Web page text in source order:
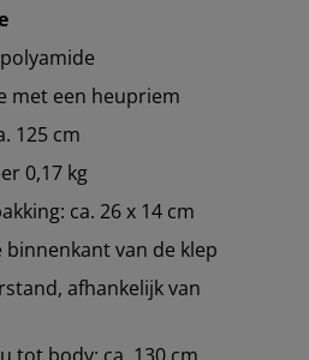
met een heupriem
125 cm
0,17 kg
ca. 26 x 14 cm
binnenkant van de klep
afhankelijk van